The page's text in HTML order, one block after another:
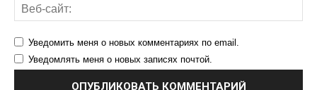
Уведомить меня о новых комментариях по email.
Уведомлять меня о новых записях почтой.